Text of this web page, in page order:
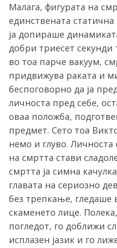
Малага, фигурата на
единствената
ја допираше
добри триесет
во тоа парче вакуум,
придвижува раката и
беспоговорно да ја
личноста пред себе,
оваа положба,
предмет. Сето тоа
немо и глуво. Личноста
на смртта стави
смртта ја симна
главата на сериозно
без трепкање, гледаше
скаменето лице.
погледот, го доближи
исплазен јазик и го